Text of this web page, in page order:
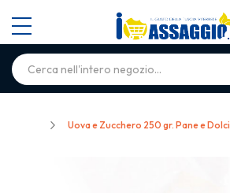
Uova e Zucchero 250 gr. Pane e Dolci